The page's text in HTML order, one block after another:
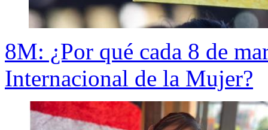
8M: ¿Por qué cada 8 de
Internacional de la Mujer?